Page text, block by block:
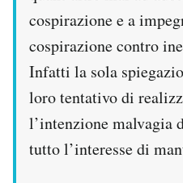
cospirazione e a
cospirazione contro
Infatti la sola
loro tentativo di
l’intenzione malvagia
tutto l’interesse di